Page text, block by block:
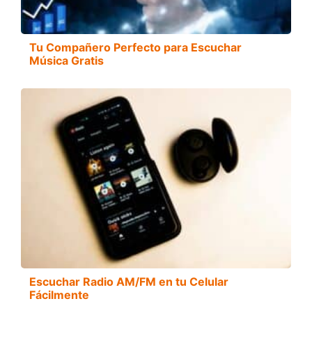
Tu Compañero Perfecto para Escuchar
Música Gratis
Escuchar Radio AM/FM en tu Celular
Fácilmente